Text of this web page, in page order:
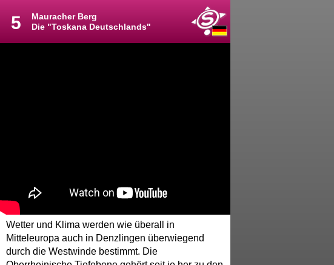
5
Mauracher Berg
Die "Toskana Deutschlands"
Wetter und Klima werden wie überall in
Mitteleuropa auch in Denzlingen überwiegend
durch die Westwinde bestimmt. Die